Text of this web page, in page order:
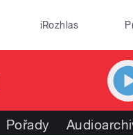
iRozhlas
Pořady